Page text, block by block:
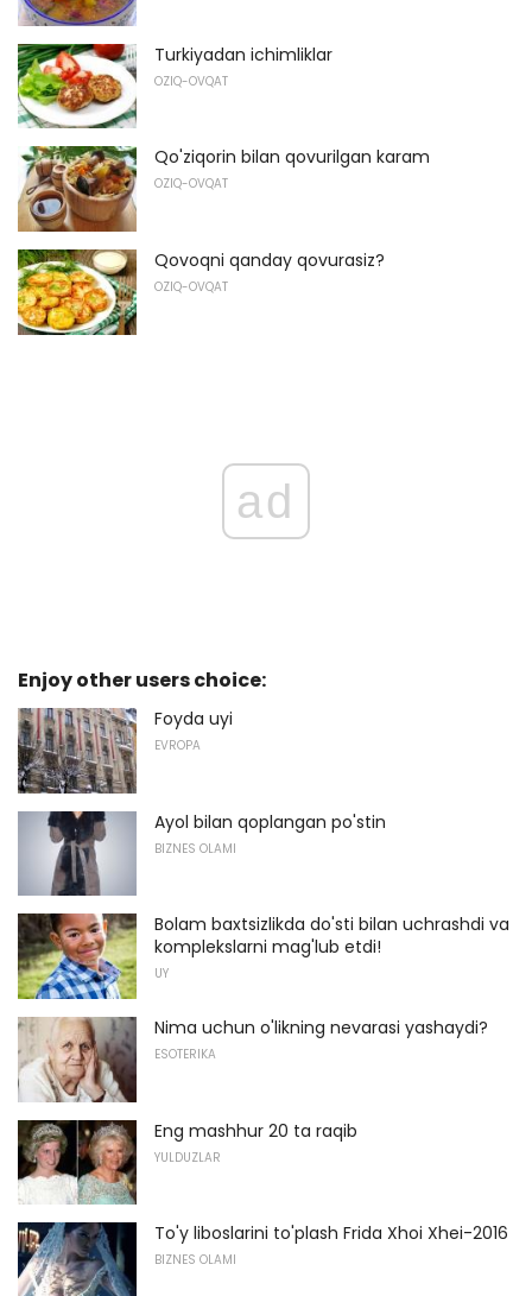
Turkiyadan ichimliklar
OZIQ-OVQAT
Qo'ziqorin bilan qovurilgan karam
OZIQ-OVQAT
Qovoqni qanday qovurasiz?
OZIQ-OVQAT
ad
Enjoy other users choice:
Foyda uyi
EVROPA
Ayol bilan qoplangan po'stin
BIZNES OLAMI
Bolam baxtsizlikda do'sti bilan uchrashdi va
komplekslarni mag'lub etdi!
UY
Nima uchun o'likning nevarasi yashaydi?
ESOTERIKA
Eng mashhur 20 ta raqib
YULDUZLAR
To'y liboslarini to'plash Frida Xhoi Xhei-2016
BIZNES OLAMI